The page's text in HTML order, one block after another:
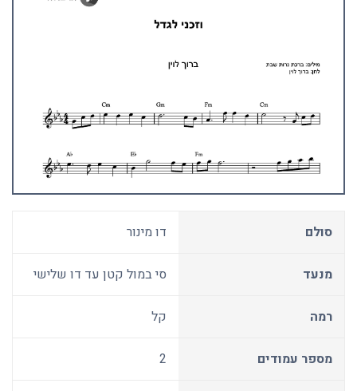
סולם דו מינור
מנעד סי במול קטן עד דו שלישי
רמה קל
מספר עמודים 2